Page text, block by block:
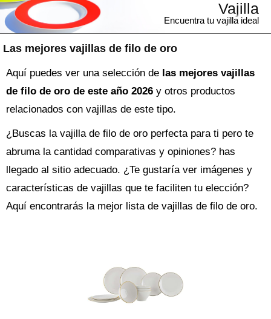
Las mejores vajillas de filo de oro
Vajilla
Encuentra tu vajilla ideal
Aquí puedes ver una selección de las mejores vajillas
de filo de oro de este año 2026 y otros productos
relacionados con vajillas de este tipo.
¿Buscas la vajillade filo de oro perfecta para ti pero te
abruma la cantidad comparativas y opiniones? has
llegado al sitio adecuado. ¿Te gustaría ver imágenes y
características de vajillas que te faciliten tu elección?
Aquí encontrarás la mejor lista de vajillas de filo de oro.